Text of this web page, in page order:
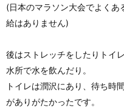
(日本のマラソン大会でよくあ
給はありません)
後はストレッチをしたりトイ
水所で水を飲んだり。
トイレは潤沢にあり、待ち時
がありがたかったです。